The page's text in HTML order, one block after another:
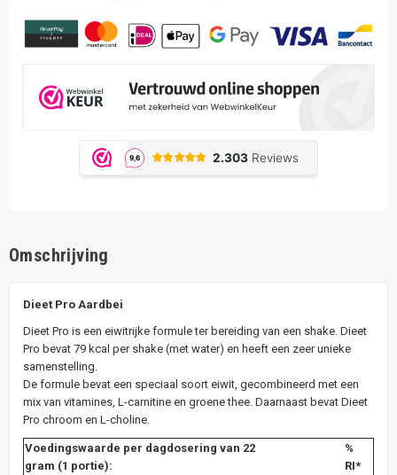
Omschrijving
Dieet Pro Aardbei
Dieet Pro is een eiwitrijke formule ter bereiding van een shake. Dieet
Pro bevat 79 kcal per shake (met water) en heeft een zeer unieke
samenstelling.
De formule bevat een speciaal soort eiwit, gecombineerd met een
mix van vitamines, L-carnitine en groene thee. Daarnaast bevat Dieet
Pro chroom en L-choline.
Voedingswaarde per dagdosering van 22
gram (1 portie):
%
RI*